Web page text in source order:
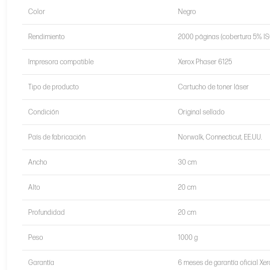
Color Negro
Rendimiento 2000 páginas (cobertura 5%
Impresora compatible Xerox Phaser 6125
Tipo de producto Cartucho de toner láser
Condición Original sellado
País de fabricación Norwalk, Connecticut, EE.UU.
Ancho 30 cm
Alto 20 cm
Profundidad 20 cm
Peso 1000 g
Garantía 6 meses de garantía oficial